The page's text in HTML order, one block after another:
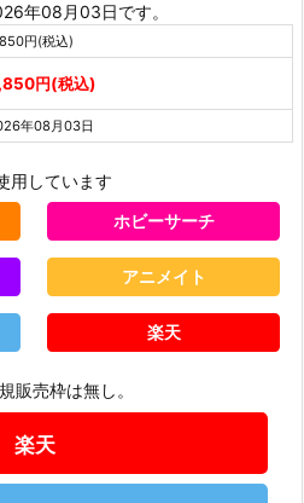
年08月03日です。
円(税込)
円(税込)
年08月03日
用しています
ホビーサーチ
アニメイト
楽天
販売枠は無し。
楽天